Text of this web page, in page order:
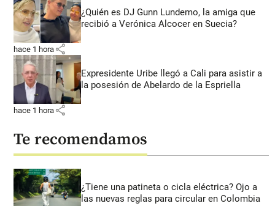
¿Quién es DJ Gunn Lundemo, la amiga que
recibió a Verónica Alcocer en Suecia?
hace 1 hora share
Expresidente Uribe llegó a Cali para asistir a
la posesión de Abelardo de la Espriella
hace 1 hora share
Te recomendamos
¿Tiene una patineta o cicla eléctrica? Ojo a
las nuevas reglas para circular en Colombia